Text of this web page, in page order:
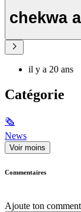
chekwa
il y a 20 ans
Catégorie
🗞
News
Voir moins
Commentaires
Ajoute ton